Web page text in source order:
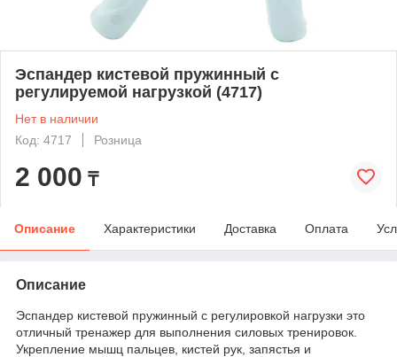
Эспандер кистевой пружинный с
регулируемой нагрузкой (4717)
Нет в наличии
Код: 4717
Розница
2 000 ₸
Описание Характеристики Доставка Оплата
Описание
Эспандер кистевой пружинный с регулировкой нагрузки это
отличный тренажер для выполнения силовых тренировок.
Укрепление мышц пальцев, кистей рук, запястья и